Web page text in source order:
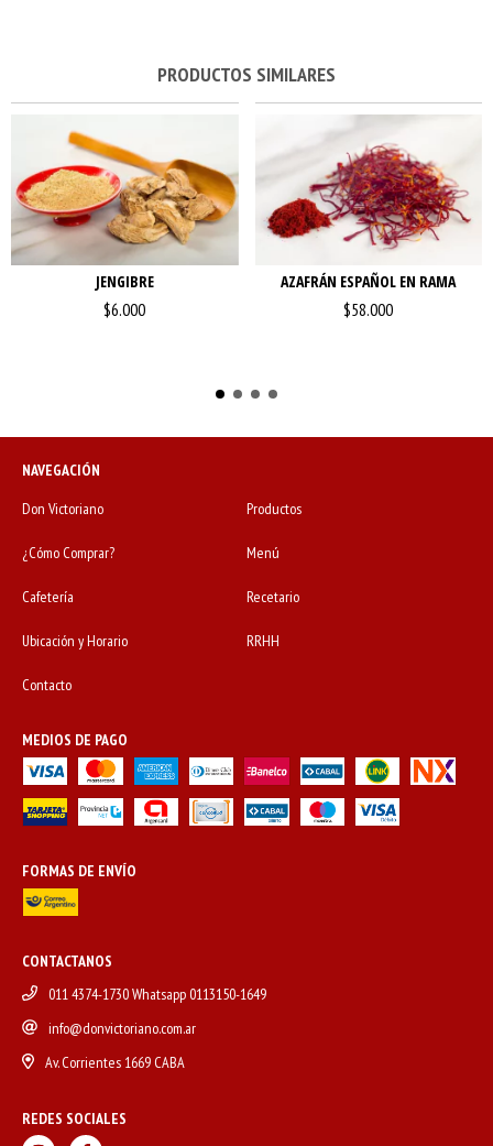
PRODUCTOS SIMILARES
JENGIBRE
$6.000
AZAFRÁN ESPAÑOL EN RAMA
$58.000
NAVEGACIÓN
Don Victoriano
Productos
¿Cómo Comprar? Menú
Cafetería Recetario
Ubicación y Horario RRHH
Contacto
MEDIOS DE PAGO
FORMAS DE ENVÍO
CONTACTANOS
011 4374-1730 Whatsapp 0113150-1649
info@donvictoriano.com.ar
Av. Corrientes 1669 CABA
REDES SOCIALES